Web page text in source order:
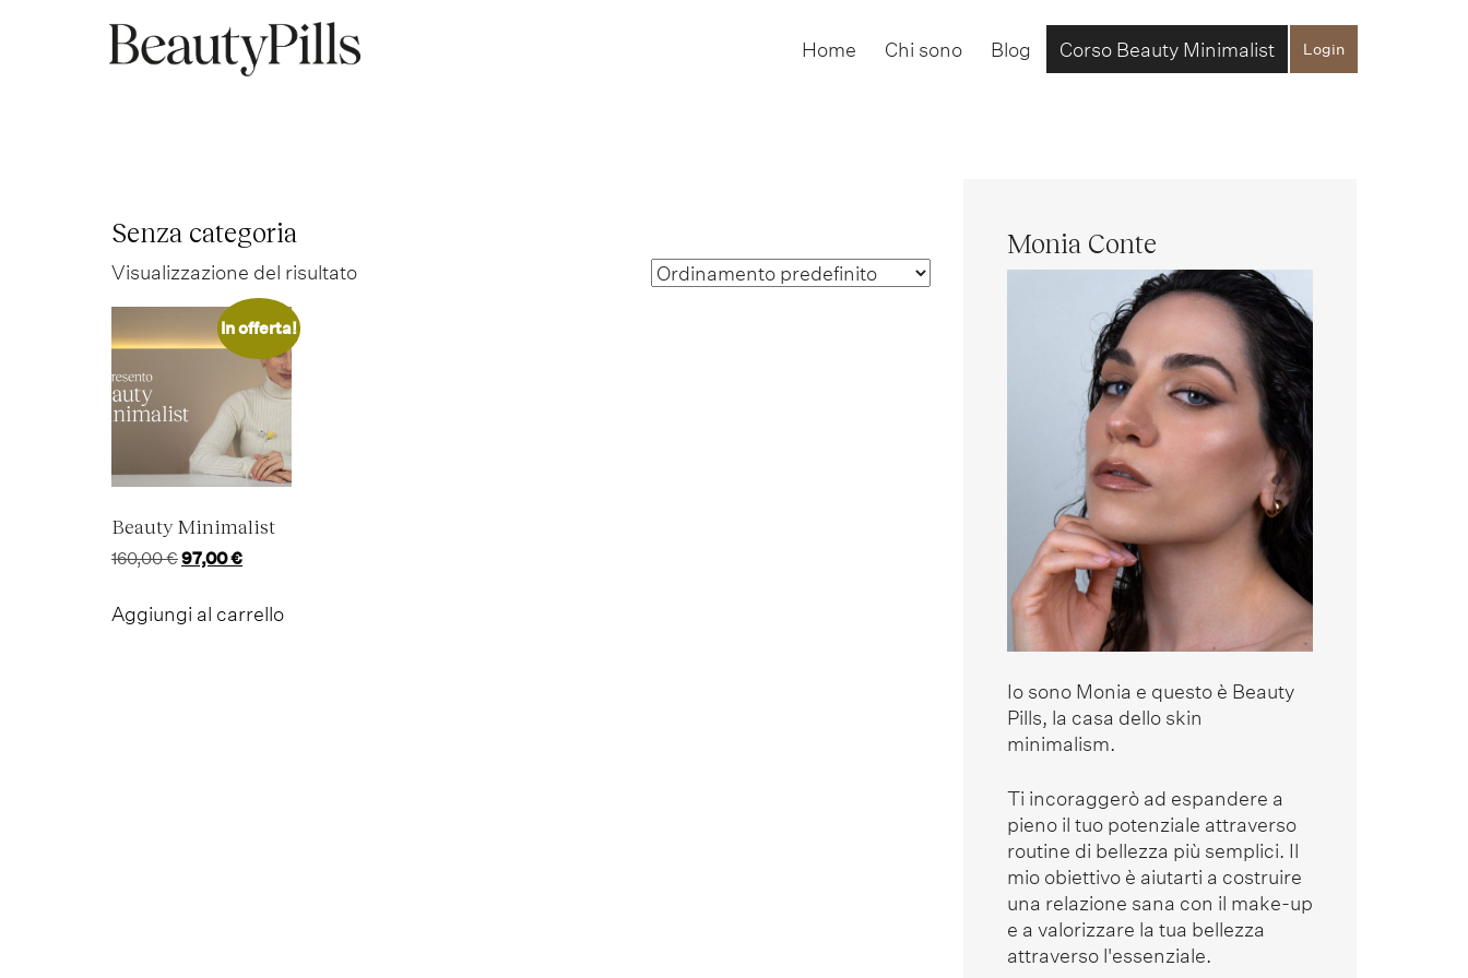
Login
Home Chi sono Blog Corso Beauty Minimalist
Senza categoria
Visualizzazione del risultato
In offerta!
Beauty Minimalist
160,00€Il
originale
97,00€Il
attuale
Aggiungi al carrello
Monia Conte
Io sono Monia e questo è Beauty
Pills, la casa dello skin
minimalism.
Ti incoraggerò ad espandere a
pieno il tuo potenziale attraverso
routine di bellezza più semplici. Il
mio obiettivo è aiutarti a costruire
una relazione sana con il make-up
e a valorizzare la tua bellezza
attraverso l'essenziale.